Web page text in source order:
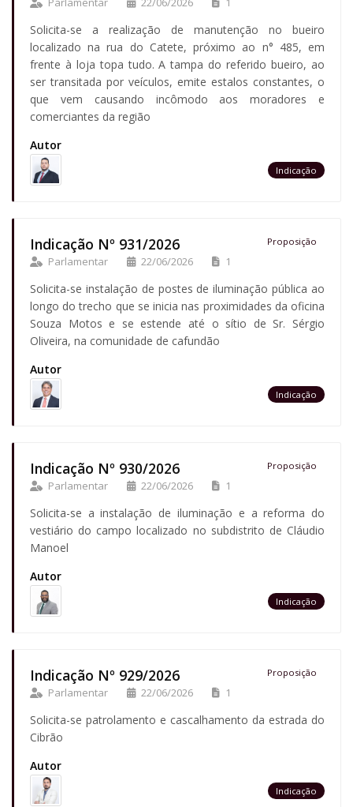
Solicita-se a realização de manutenção no bueiro
localizado na rua do Catete, próximo ao n° 485, em
frente à loja topa tudo. A tampa do referido bueiro, ao
ser transitada por veículos, emite estalos constantes, o
que vem causando incômodo aos moradores e
comerciantes da região
Autor
Indicação
Indicação Nº 931/2026 Proposição
Parlamentar 22/06/2026 1
Solicita-se instalação de postes de iluminação pública ao
longo do trecho que se inicia nas proximidades da oficina
Souza Motos e se estende até o sítio de Sr. Sérgio
Oliveira, na comunidade de cafundão
Autor
Indicação
Indicação Nº 930/2026 Proposição
Parlamentar 22/06/2026 1
Solicita-se a instalação de iluminação e a reforma do
vestiário do campo localizado no subdistrito de Cláudio
Manoel
Autor
Indicação
Indicação Nº 929/2026 Proposição
Parlamentar 22/06/2026 1
Solicita-se patrolamento e cascalhamento da estrada do
Cibrão
Autor
Indicação